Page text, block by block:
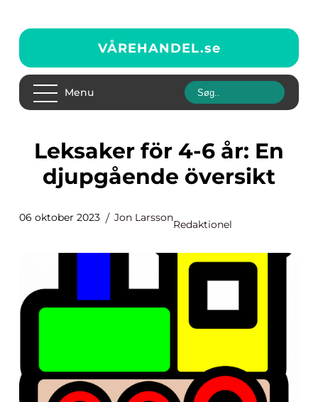
VÅREHANDEL.se
Menu
Leksaker för 4-6 år: En
djupgående översikt
06 oktober 2023 Jon Larsson
Redaktionel